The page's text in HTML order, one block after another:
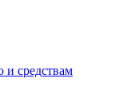
и средствам